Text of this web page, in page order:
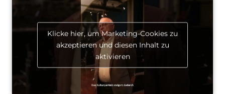
Klicke hier, um Marketing-Cookies zu
akzeptieren und diesen Inhalt zu
aktivieren